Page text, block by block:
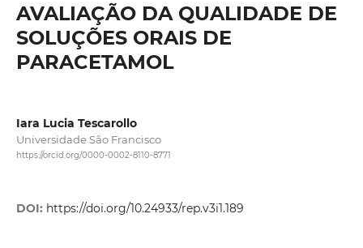
AVALIAÇÃO DA QUALIDADE DE
SOLUÇÕES ORAIS DE
PARACETAMOL
Iara Lucia Tescarollo
Universidade São Francisco
https://orcid.org/0000-0002-8110-8771
DOI: https://doi.org/10.24933/rep.v3i1.189